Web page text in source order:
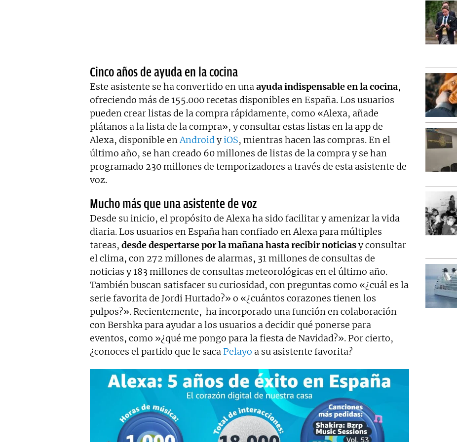
Cinco años de ayuda en la cocina
Este asistente se ha convertido en unaayuda indispensable en la cocina,
ofreciendo más de 155.000 recetas disponibles en España. Los usuarios
pueden crear listas de la compra rápidamente, como «Alexa, añade
plátanos a la lista de la compra», y consultar estas listas en la app de
Alexa, disponible enAndroidyiOS, mientras hacen las compras. En el
último año, se han creado 60 millones de listas de la compra y se han
programado 230 millones de temporizadores a través de esta asistente de
voz.
Mucho más que una asistente de voz
Desde su inicio, el propósito de Alexa ha sido facilitar y amenizar la vida
diaria. Los usuarios en España han confiado en Alexa para múltiples
tareas, desde despertarse por la mañana hasta recibir noticiasy consultar
el clima, con 272 millones de alarmas, 31 millones de consultas de
noticias y 183 millones de consultas meteorológicas en el último año.
También buscan satisfacer su curiosidad, con preguntas como «¿cuál es la
serie favorita de Jordi Hurtado?» o «¿cuántos corazones tienen los
pulpos?». Recientemente, ha incorporado una función en colaboración
con Bershka para ayudar a los usuarios a decidir qué ponerse para
eventos, como »¿qué me pongo para la fiesta de Navidad?». Por cierto,
¿conoces el partido que le saca Pelayo a su asistente favorita?